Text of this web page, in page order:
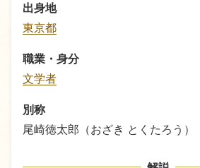
出身地
東京都
職業・身分
文学者
別称
尾崎徳太郎（おざき とくたろう）